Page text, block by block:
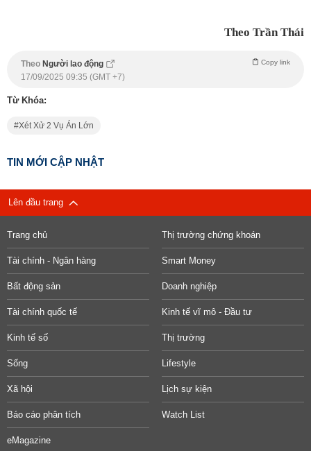
Theo Trần Thái
Theo Người lao động Copy link
17/09/2025 09:35 (GMT +7)
Từ Khóa:
Xét Xử 2 Vụ Án Lớn
TIN MỚI CẬP NHẬT
Lên đầu trang
Trang chủ Thị trường chứng khoán
Tài chính - Ngân hàng Smart Money
Bất động sản Doanh nghiệp
Tài chính quốc tế Kinh tế vĩ mô - Đầu tư
Kinh tế số Thị trường
Sống Lifestyle
Xã hội Lịch sự kiện
Báo cáo phân tích Watch List
eMagazine